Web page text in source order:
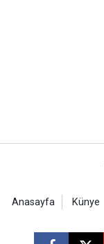
Anasayfa Künye